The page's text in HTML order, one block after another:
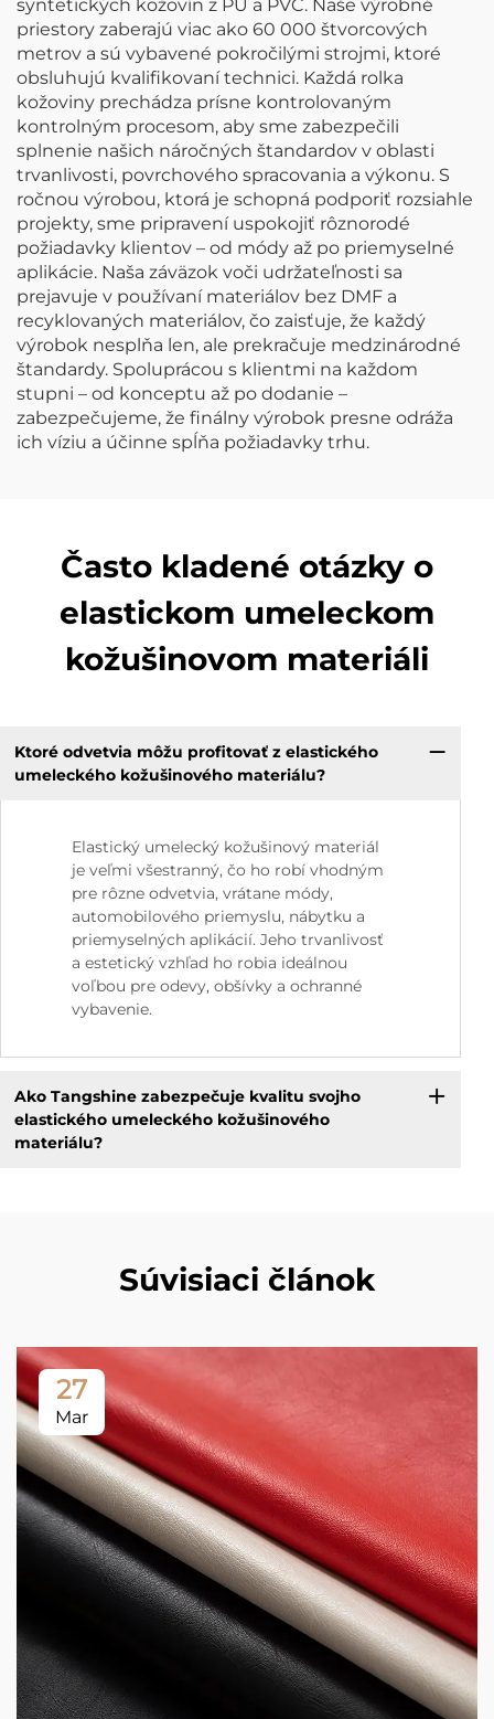
syntetických kožovín z PU a PVC. Naše výrobné
priestory zaberajú viac ako 60 000 štvorcových
metrov a sú vybavené pokročilými strojmi, ktoré
obsluhujú kvalifikovaní technici. Každá rolka
kožoviny prechádza prísne kontrolovaným
kontrolným procesom, aby sme zabezpečili
splnenie našich náročných štandardov v oblasti
trvanlivosti, povrchového spracovania a výkonu. S
ročnou výrobou, ktorá je schopná podporiť rozsiahle
projekty, sme pripravení uspokojiť rôznorodé
požiadavky klientov – od módy až po priemyselné
aplikácie. Naša záväzok voči udržateľnosti sa
prejavuje v používaní materiálov bez DMF a
recyklovaných materiálov, čo zaisťuje, že každý
výrobok nesplňa len, ale prekračuje medzinárodné
štandardy. Spoluprácou s klientmi na každom
stupni – od konceptu až po dodanie –
zabezpečujeme, že finálny výrobok presne odráža
ich víziu a účinne spĺňa požiadavky trhu.
Často kladené otázky o
elastickom umeleckom
kožušinovom materiáli
Ktoré odvetvia môžu profitovať z elastického
umeleckého kožušinového materiálu?
Elastický umelecký kožušinový materiál
je veľmi všestranný, čo ho robí vhodným
pre rôzne odvetvia, vrátane módy,
automobilového priemyslu, nábytku a
priemyselných aplikácií. Jeho trvanlivosť
a estetický vzhľad ho robia ideálnou
voľbou pre odevy, obšívky a ochranné
vybavenie.
Ako Tangshine zabezpečuje kvalitu svojho
elastického umeleckého kožušinového
materiálu?
Súvisiaci článok
27
Mar